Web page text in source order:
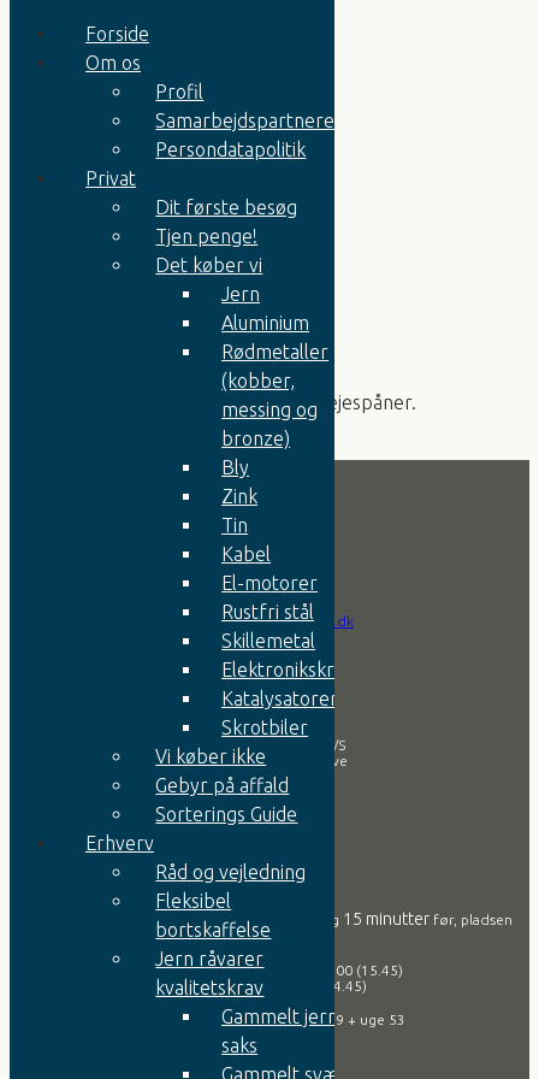
Rustfri spåner
Rustfri stål syrefast
Rustfri syrefast spåner
Metaller kvalitetskrav
Krom og nikkel legeringer
Rustfri syrefast spåner
Rustfri syrefast spåner:
Som syrefast rustfri blot i form af drejespåner.
Kontakt
Tlf.:+45 9752 0666
Email:info@jernesper.dk
Firma
Aa. Espersen & Søn A/S
Svansøvej 2, 7800 Skive
CVR nr.: 42607819
Vær opmærksom på, at vi lukker for indvejning 15 minutter før, pladsen
lukker!
Mandag – torsdag: 07:00 – 16:00 (15.45)
Fredag: 07:00 – 15:00 (14.45)
OBS: Vi har ferie lukket i uge 29 + uge 53
Forside
Om os
Profil
Samarbejdspartnere
Persondatapolitik
Privat
Dit første besøg
Tjen penge!
Det køber vi
Jern
Aluminium
Rødmetaller
(kobber,
messing og
bronze)
Bly
Zink
Tin
Kabel
El-motorer
Rustfri stål
Skillemetal
Elektronikskrot
Katalysatorer
Skrotbiler
Vi køber ikke
Gebyr på affald
Sorterings Guide
Erhverv
Råd og vejledning
Fleksibel
bortskaffelse
Jern råvarer
kvalitetskrav
Gammelt jern til
saks
Gammelt svært